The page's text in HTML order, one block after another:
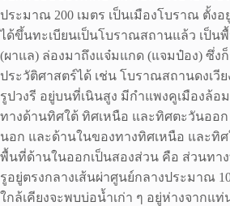
ประมาณ 200 เมตร เป็นเมืองโบราณ ตั้ง
ได้ขึ้นทะเบียนเป็นโบราณสถานแล้ว เป็น
(ผาแล) ล่องมาถึงแจ๋มแกด (แจมป๋อง) ซึ่
ประวัติศาสตร์ได้ เช่น โบราณสถานดงเ
รูปวงรี อยู่บนที่เนินสูง มีกำแพงคูเมืองล้
ทางด้านทิศใต้ ทิศเหนือ และทิศตะวันออก
นอก และด้านในของทางทิศเหนือ และทิ
พื้นที่ด้านในออกเป็นสองส่วน คือ ส่วนทา
รูอยู่ตรงกลางเส้นผ่าศูนย์กลางประมาณ
ใกล้เคียงจะพบบ่อน้ำเก่า ๆ อยู่ห่างจากแ